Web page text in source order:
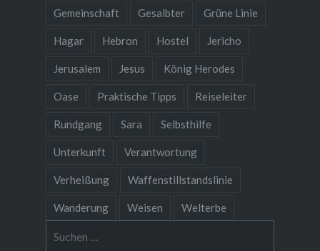
Gemeinschaft Gesalbter Grüne Linie
Hagar Hebron Hostel Jericho
Jerusalem Jesus König Herodes
Oase Praktische Tipps Reiseleiter
Rundgang Sara Selbsthilfe
Unterkunft Verantwortung
Verheißung Waffenstillstandslinie
Wanderung Weisen Welterbe
nach: